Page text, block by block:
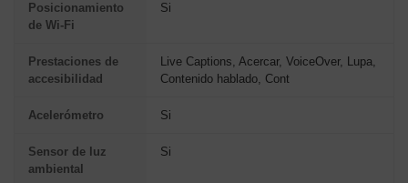
Posicionamiento
de Wi-Fi
Si
Prestaciones de
accesibilidad
Live Captions, Acercar, VoiceOver, Lupa,
Contenido hablado, Cont
Acelerómetro Si
Sensor de luz
ambiental
Si